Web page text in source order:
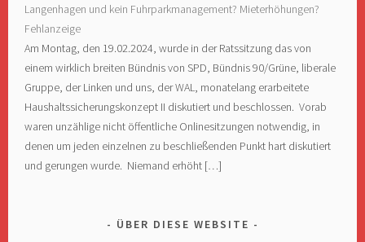
Langenhagen und kein Fuhrparkmanagement? Mieterhöhungen?
Fehlanzeige
Am Montag, den 19.02.2024, wurde in der Ratssitzung das von
einem wirklich breiten Bündnis von SPD, Bündnis 90/Grüne, liberale
Gruppe, der Linken und uns, der WAL, monatelang erarbeitete
Haushaltssicherungskonzept II diskutiert und beschlossen. Vorab
waren unzählige nicht öffentliche Onlinesitzungen notwendig, in
denen um jeden einzelnen zu beschließenden Punkt hart diskutiert
und gerungen wurde. Niemand erhöht […]
ÜBER DIESE WEBSITE